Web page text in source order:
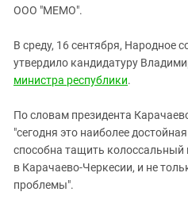
Дагестан
Кабардино-Балкария
Калмыкия
Карачаево-Черкесия
Краснодарский край
Нагорный Карабах
Российская Федерация
ООО "МЕМО".
В среду, 16 сентября, Народное
утвердило кандидатуру
министра республики.
По словам президента
"сегодня это наиболее
способна тащить колоссальный
в Карачаево-Черкесии, и не
проблемы".